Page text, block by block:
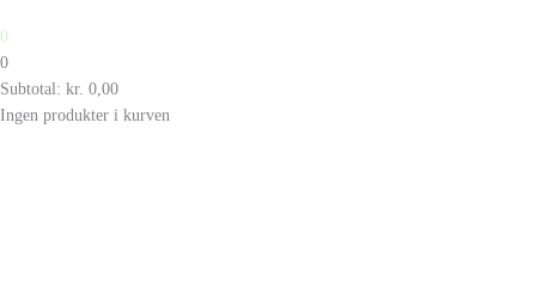
0
0
Subtotal: kr. 0,00
Ingen produkter i kurven